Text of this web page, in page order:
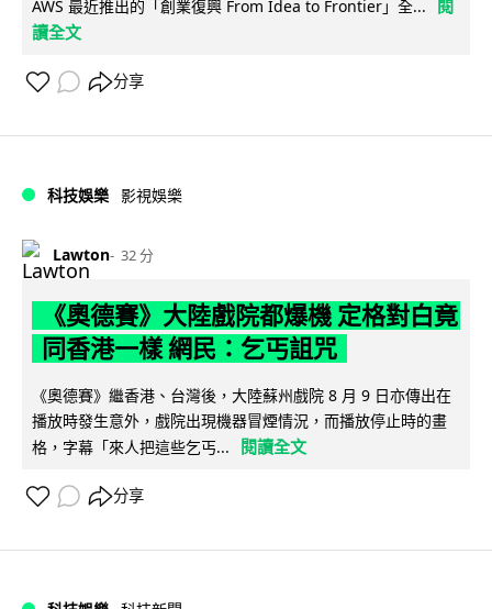
AWS 最近推出的「創業復興 From Idea to Frontier」全...
閱
讀全文
分享
科技娛樂 影視娛樂
Lawton 32 分
《奧德賽》大陸戲院都爆機 定格對白竟
同香港一樣 網民：乞丐詛咒
《奧德賽》繼香港、台灣後，大陸蘇州戲院 8 月 9 日亦傳出在
播放時發生意外，戲院出現機器冒煙情況，而播放停止時的畫
格，字幕「來人把這些乞丐...
閱讀全文
分享